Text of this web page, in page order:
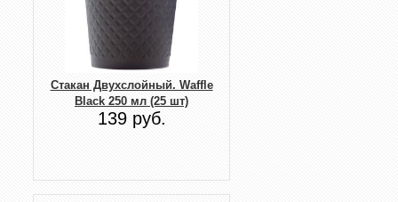
Стакан Двухслойный. Waffle
Black 250 мл (25 шт)
139 руб.